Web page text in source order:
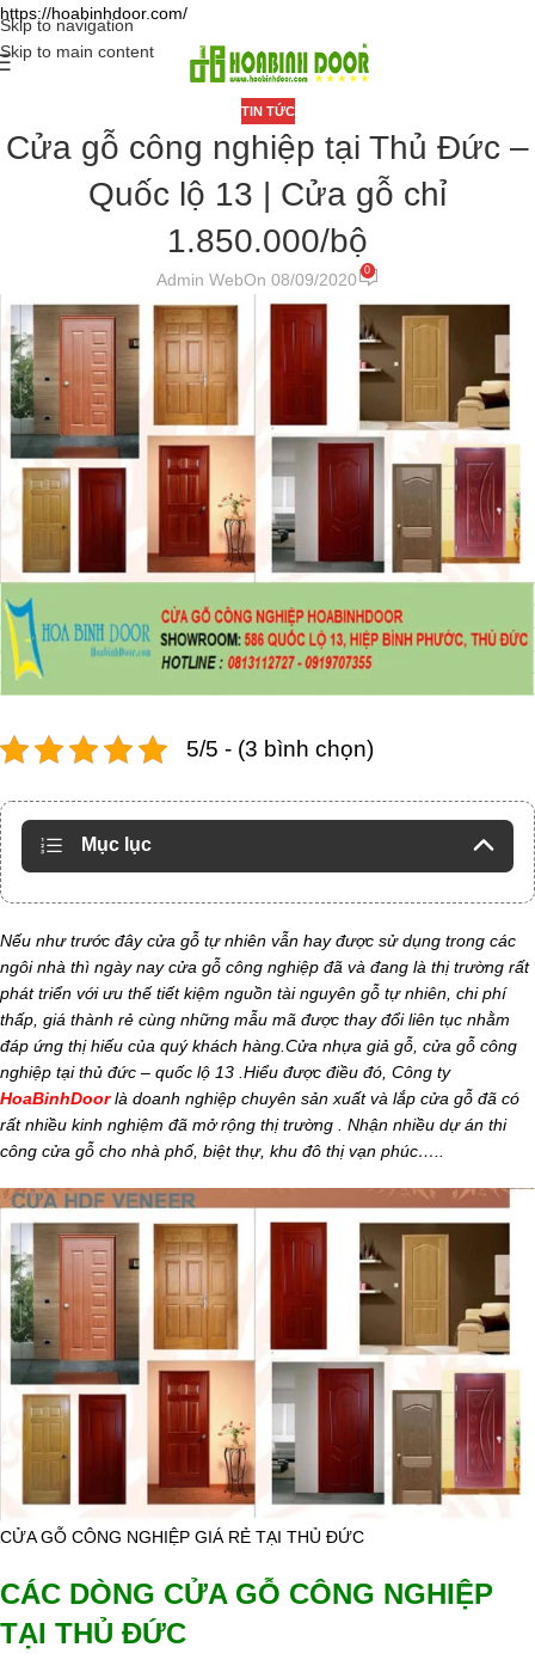
https://hoabinhdoor.com/
Skip to navigation
Skip to main content
TIN TỨC
Cửa gỗ công nghiệp tại Thủ Đức –
Quốc lộ 13 | Cửa gỗ chỉ
1.850.000/bộ
Admin WebOn 08/09/2020 0
5/5 - (3 bình chọn)
Mục lục
Nếu như trước đây cửa gỗ tự nhiên vẫn hay được sử dụng trong các
ngôi nhà thì ngày nay cửa gỗ công nghiệp đã và đang là thị trường rất
phát triển với ưu thế tiết kiệm nguồn tài nguyên gỗ tự nhiên, chi phí
thấp, giá thành rẻ cùng những mẫu mã được thay đổi liên tục nhằm
đáp ứng thị hiếu của quý khách hàng.Cửa nhựa giả gỗ, cửa gỗ công
nghiệp tại thủ đức – quốc lộ 13 .Hiểu được điều đó, Công ty
HoaBinhDoorlà doanh nghiệp chuyên sản xuất và lắp cửa gỗ đã có
rất nhiều kinh nghiệm đã mở rộng thị trường . Nhận nhiều dự án thi
công cửa gỗ cho nhà phố, biệt thự, khu đô thị vạn phúc…..
CỬA GỖ CÔNG NGHIỆP GIÁ RẺ TẠI THỦ ĐỨC
CÁC DÒNG CỬA GỖ CÔNG NGHIỆP
TẠI THỦ ĐỨC